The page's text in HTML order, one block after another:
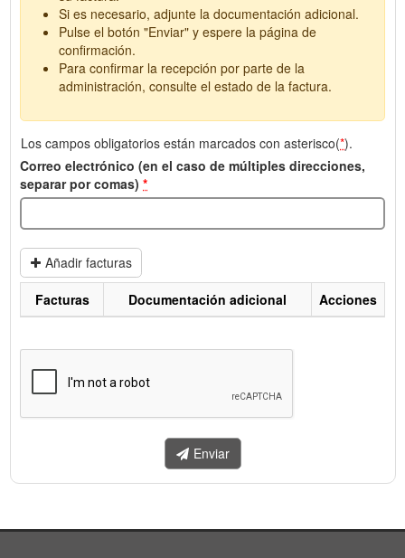
Si es necesario, adjunte la documentación adicional.
Pulse el botón "Enviar" y espere la página de
confirmación.
Para confirmar la recepción por parte de la
administración, consulte el estado de la factura.
Los campos obligatorios están marcados con asterisco(*).
Correo electrónico (en el caso de múltiples direcciones,
separar por comas) *
Añadir facturas
enviar.
Facturas Documentación adicional Acciones
Enviar